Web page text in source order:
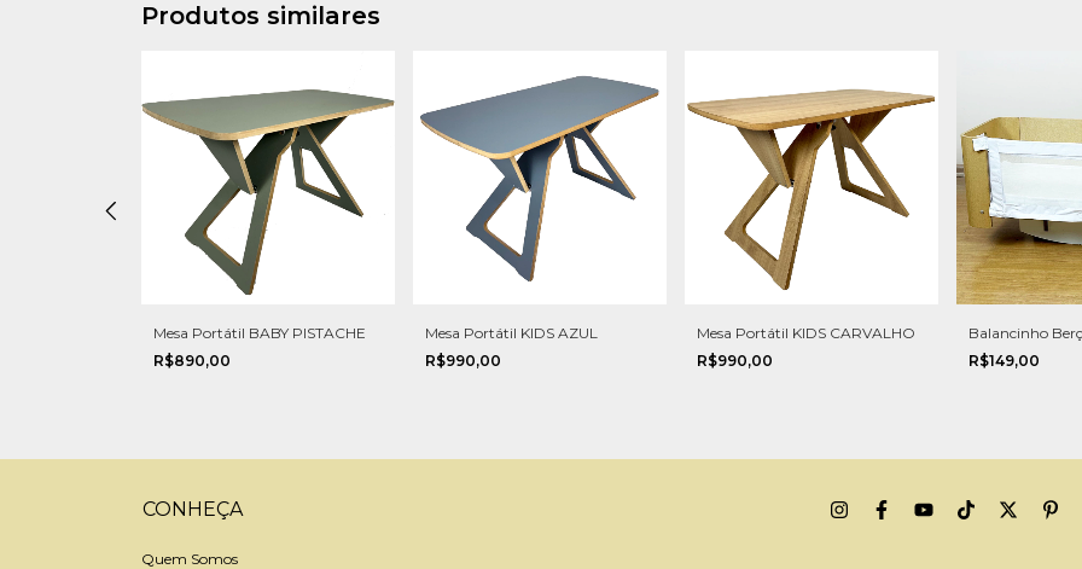
Produtos similares
Mesa Portátil BABY PISTACHE
R$890,00
Mesa Portátil KIDS AZUL
R$990,00
Mesa Portátil KIDS CARVALHO
R$990,00
Balancinho
R$149,00
CONHEÇA
Quem Somos